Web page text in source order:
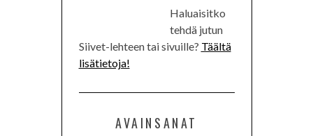
Haluaisitko
tehdä jutun
Siivet-lehteen tai sivuille? Täältä
lisätietoja!
AVAINSANAT